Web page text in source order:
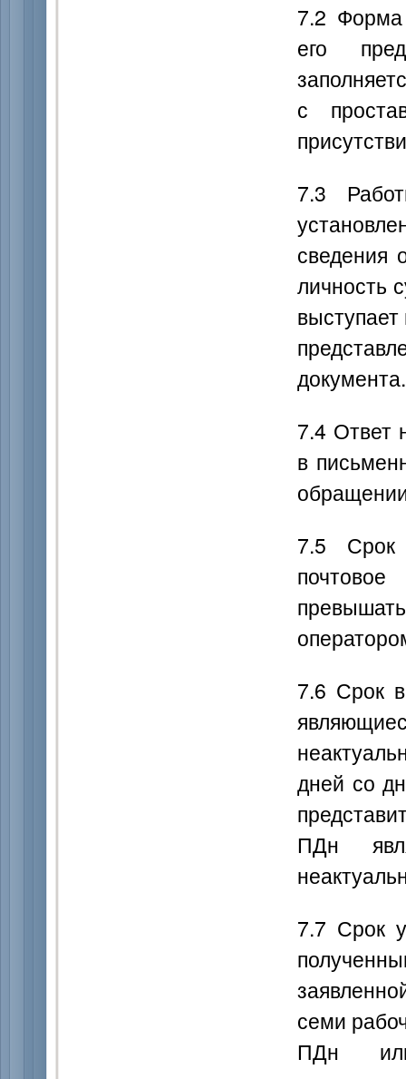
7.2
его
с
7.3
сведения
личность
документа.
7.4 Ответ
в
7.5 Срок
7.6 Срок
дней со
ПДн
7.7 Срок
семи
ПДн